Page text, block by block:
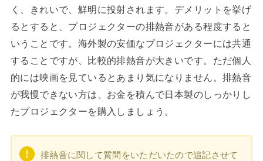
く、きれいで、鮮明に投射されます。デメリットを挙げ
るとすると、プロジェクターの排熱音がある程度すると
いうことです。海外製の安価なプロジェクターには共通
することですが、比較的排熱音が大きいです。ただ個人
的には映画を見ているとあまり気になりません。排熱音
が我慢できない方は、お金を積んで日本製のしっかりし
たプロジェクターを購入しましょう。
排熱音に関して質問をいただいたので追記させて